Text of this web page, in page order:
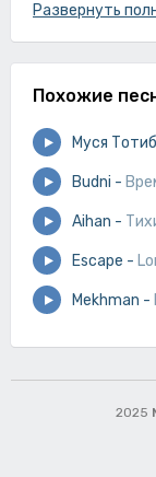
Но почему ты
Тебе не важно
Развернуть
Похожие
Муся
Budni -
Aihan -
Escape -
Mekhman -
2025